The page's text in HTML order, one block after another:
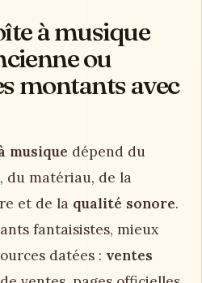
à musique
ou
montants avec
musique dépend du
du matériau, de la
et de la qualité sonore.
fantaisistes, mieux
datées : ventes